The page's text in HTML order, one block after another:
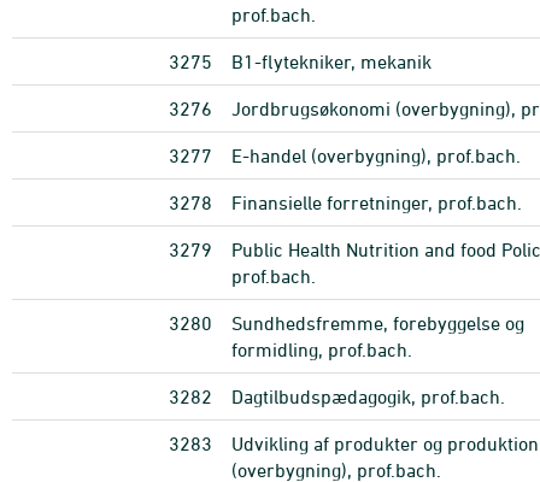
prof.bach.
3275 B1-flytekniker, mekanik
3276 Jordbrugsøkonomi (overbygning),
3277 E-handel (overbygning), prof.bach.
3278 Finansielle forretninger, prof.bach.
3279
Public Health Nutrition and food
prof.bach.
3280
Sundhedsfremme, forebyggelse og
formidling, prof.bach.
3282 Dagtilbudspædagogik, prof.bach.
3283
Udvikling af produkter og produktion
(overbygning), prof.bach.